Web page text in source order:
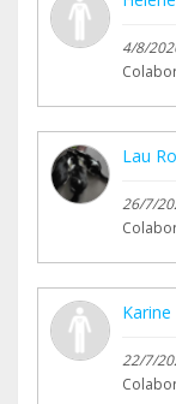
bienfaiteurs
4/8/
Lau
26/7/
22/7/